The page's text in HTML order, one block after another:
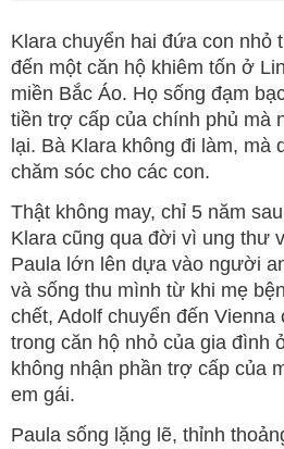
Klara chuyển hai đứa con nhỏ
đến một căn hộ khiêm tốn ở
miền Bắc Áo. Họ sống đạm
tiền trợ cấp của chính phủ mà
lại. Bà Klara không đi làm, mà
chăm sóc cho các con.
Thật không may, chỉ 5 năm
Klara cũng qua đời vì ung thư
Paula lớn lên dựa vào người
và sống thu mình từ khi mẹ
chết, Adolf chuyển đến
trong căn hộ nhỏ của gia đình
không nhận phần trợ cấp của
em gái.
Paula sống lặng lẽ, thỉnh